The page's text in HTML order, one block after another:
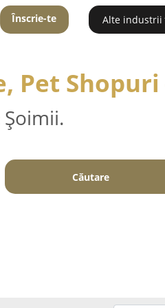
Înscrie-te Alte industrii
Pet
Căutare